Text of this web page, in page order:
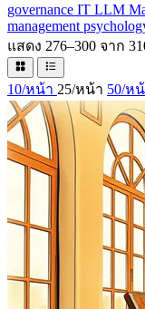
governance IT LLM
management
แสดง 276–300 จาก
10/หน้า 25/หน้า 50/ห